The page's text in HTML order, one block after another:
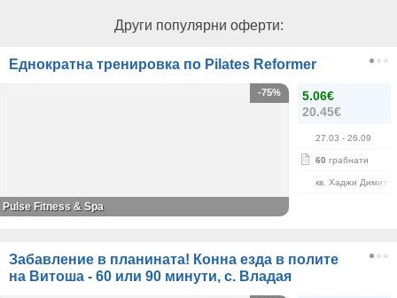
Други популярни оферти:
Еднократна тренировка по Pilates Reformer
5.06€
20.45€
27.03 - 26.09
60 грабнати
кв. Хаджи Димитър
-75%
Pulse Fitness & Spa
Забавление в планината! Конна езда в полите
на Витоша - 60 или 90 минути, с. Владая